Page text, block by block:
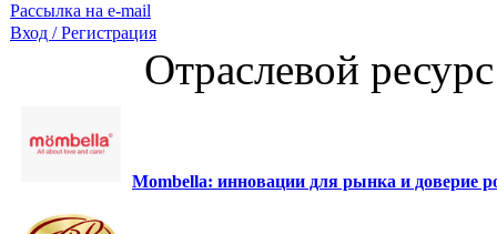
Рассылка на e-mail
Вход / Регистрация
Отраслевой
Mombella: инновации для рынка и доверие